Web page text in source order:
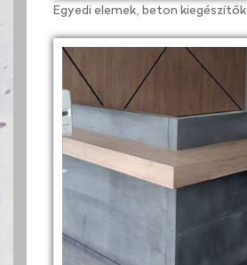
Egyedi elemek, beton kiegészítők